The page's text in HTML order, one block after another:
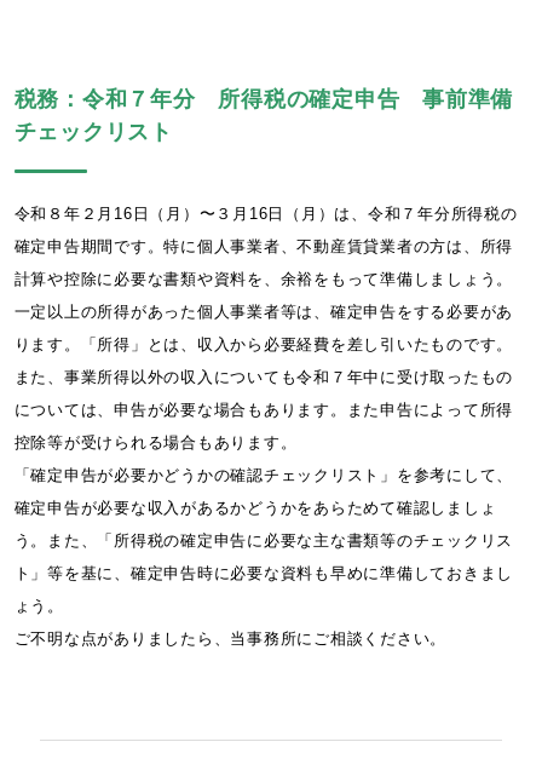
税務：令和７年分 所得税の確定申告 事前準備
チェックリスト
令和８年２月16日（月）〜３月16日（月）は、令和７年分所得税の
確定申告期間です。特に個人事業者、不動産賃貸業者の方は、所得
計算や控除に必要な書類や資料を、余裕をもって準備しましょう。
一定以上の所得があった個人事業者等は、確定申告をする必要があ
ります。「所得」とは、収入から必要経費を差し引いたものです。
また、事業所得以外の収入についても令和７年中に受け取ったもの
については、申告が必要な場合もあります。また申告によって所得
控除等が受けられる場合もあります。
「確定申告が必要かどうかの確認チェックリスト」を参考にして、
確定申告が必要な収入があるかどうかをあらためて確認しましょ
う。また、「所得税の確定申告に必要な主な書類等のチェックリス
ト」等を基に、確定申告時に必要な資料も早めに準備しておきまし
ょう。
ご不明な点がありましたら、当事務所にご相談ください。